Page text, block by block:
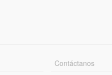
Contáctanos